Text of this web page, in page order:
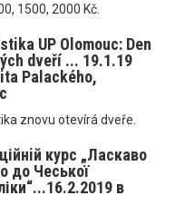
1500, 2000 Kč.
UP Olomouc: Den
dveří ... 19.1.19
Palackého,
znovu otevírá dveře.
курс „Ласкаво
до Чеської
в